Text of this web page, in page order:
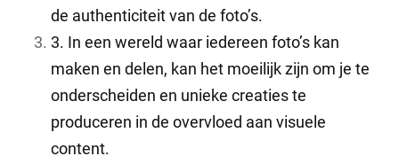
de authenticiteit van de foto’s.
3. In een wereld waar iedereen foto’s kan
maken en delen, kan het moeilijk zijn om je te
onderscheiden en unieke creaties te
produceren in de overvloed aan visuele
content.